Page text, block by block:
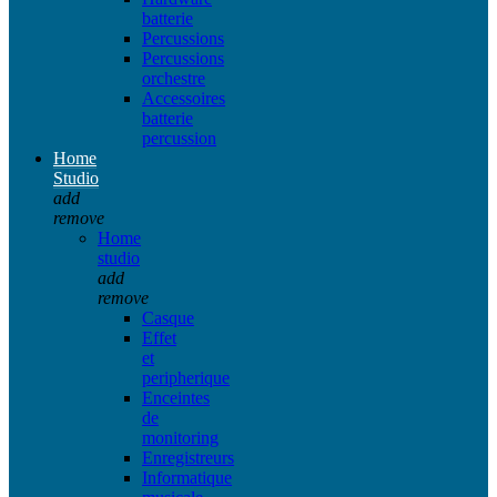
batterie
Percussions
Percussions
orchestre
Accessoires
batterie
percussion
Home
Studio
add
remove
Home
studio
add
remove
Casque
Effet
et
peripherique
Enceintes
de
monitoring
Enregistreurs
Informatique